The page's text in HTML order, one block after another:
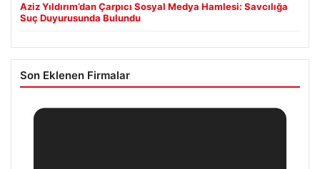
Aziz Yıldırım’dan Çarpıcı Sosyal Medya Hamlesi: Savcılığa
Suç Duyurusunda Bulundu
Son Eklenen Firmalar